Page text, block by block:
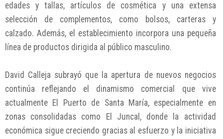
edades y tallas, artículos de cosmética y una extensa
selección de complementos, como bolsos, carteras y
calzado. Además, el establecimiento incorpora una pequeña
línea de productos dirigida al público masculino.
David Calleja subrayó que la apertura de nuevos negocios
continúa reflejando el dinamismo comercial que vive
actualmente El Puerto de Santa María, especialmente en
zonas consolidadas como El Juncal, donde la actividad
económica sigue creciendo gracias al esfuerzo y la iniciativa